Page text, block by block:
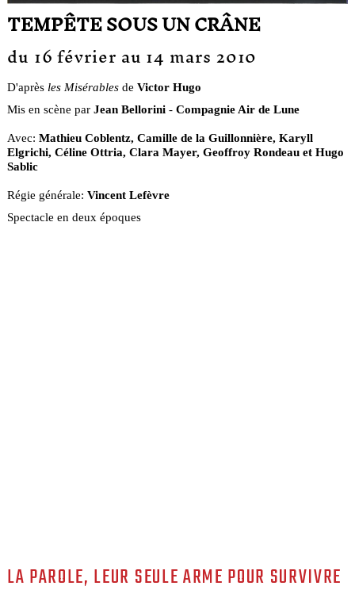
TEMPÊTE SOUS UN CRÂNE
du 16 février au 14 mars 2010
D'après les Misérablesde Victor Hugo
Mis en scène parJean Bellorini- Compagnie Air de Lune
Avec: Mathieu Coblentz, Camille de la Guillonnière, Karyll
Elgrichi, Céline Ottria, Clara Mayer, Geoffroy Rondeau et Hugo
Sablic
Régie générale: Vincent Lefèvre
Spectacle en deux époques
LA PAROLE, LEUR SEULE ARME POUR SURVIVRE